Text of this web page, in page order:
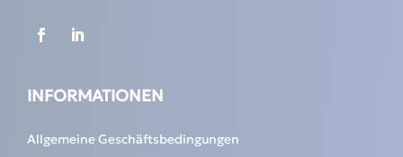
INFORMATIONEN
Allgemeine Geschäftsbedingungen